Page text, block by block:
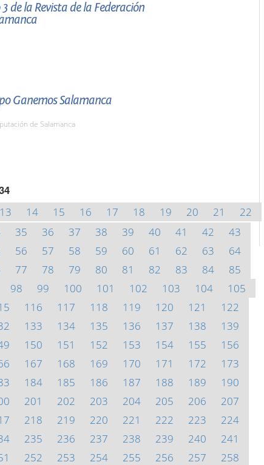
de la Revista de la Federación
Ganemos Salamanca
de Salamanca
13 14 15 16 17 18 19 20 21
22
35 36 37 38 39 40 41 42
43
56 57 58 59 60 61 62 63
64
77 78 79 80 81 82 83 84
85
98 99 100 101 102 103 104
105
116 117 118 119 120 121
122
133 134 135 136 137 138
139
150 151 152 153 154 155
156
167 168 169 170 171 172
173
184 185 186 187 188 189
190
201 202 203 204 205 206
207
218 219 220 221 222 223
224
235 236 237 238 239 240
241
252 253 254 255 256 257 258